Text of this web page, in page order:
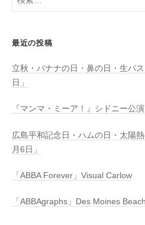
最近の投稿
立秋・バナナの日・鼻の日・生パ
日」
『マンマ・ミーア！』シドニー公演
広島平和記念日・ハムの日・太陽
月6日」
「ABBA Forever」Visual Carlow
「ABBAgraphs」Des Moines